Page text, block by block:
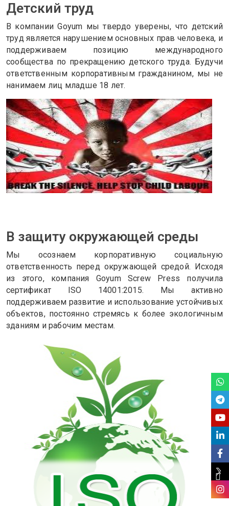
Детский труд
В компании Goyum мы твердо уверены, что детский
труд является нарушением основных прав человека, и
поддерживаем позицию международного
сообщества по прекращению детского труда. Будучи
ответственным корпоративным гражданином, мы не
нанимаем лиц младше 18 лет.
В защиту окружающей среды
Мы осознаем корпоративную социальную
ответственность перед окружающей средой. Исходя
из этого, компания Goyum Screw Press получила
сертификат ISO 14001:2015. Мы активно
поддерживаем развитие и использование устойчивых
объектов, постоянно стремясь к более экологичным
зданиям и рабочим местам.